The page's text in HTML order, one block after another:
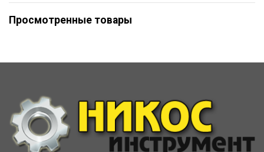
Просмотренные товары